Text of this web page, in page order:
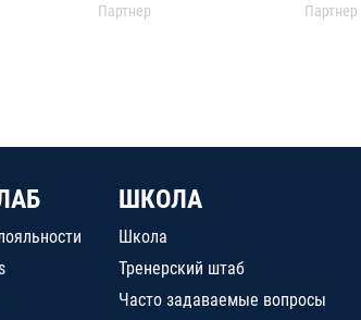
Партнер Партнер
ШКОЛА
Школа
Тренерский штаб
Часто задаваемые вопросы